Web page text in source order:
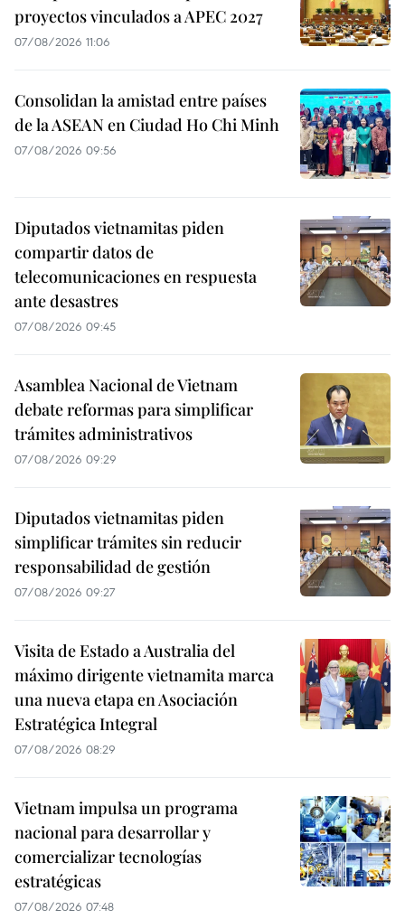
proyectos vinculados a APEC 2027
07/08/2026 11:06
Consolidan la amistad entre países
de la ASEAN en Ciudad Ho Chi Minh
07/08/2026 09:56
Diputados vietnamitas piden
compartir datos de
telecomunicaciones en respuesta
ante desastres
07/08/2026 09:45
Asamblea Nacional de Vietnam
debate reformas para simplificar
trámites administrativos
07/08/2026 09:29
Diputados vietnamitas piden
simplificar trámites sin reducir
responsabilidad de gestión
07/08/2026 09:27
Visita de Estado a Australia del
máximo dirigente vietnamita marca
una nueva etapa en Asociación
Estratégica Integral
07/08/2026 08:29
Vietnam impulsa un programa
nacional para desarrollar y
comercializar tecnologías
estratégicas
07/08/2026 07:48